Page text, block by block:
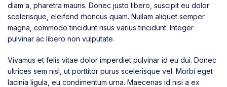
diam a, pharetra mauris. Donec justo libero, suscipit eu dolor
scelerisque, eleifend rhoncus quam. Nullam aliquet semper
magna, commodo tincidunt risus varius tincidunt. Integer
pulvinar ac libero non vulputate.
Vivamus et felis vitae dolor imperdiet pulvinar id eu dui. Donec
ultrices sem nisl, ut porttitor purus scelerisque vel. Morbi eget
lacinia ligula, eu condimentum urna. Maecenas id nisi a ex